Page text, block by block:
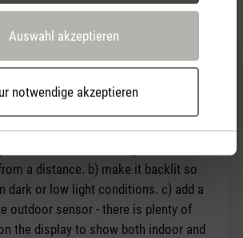
Auswahl akzeptieren
notwendige akzeptieren
00:00
3 von 5 Sternen
nice and I would be interested in
a distance. b) make it backlit so
dark or low light conditions. c) add a
outdoor sensor - there is plenty of
the display to show both indoor and